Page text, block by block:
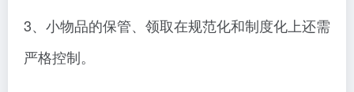
3、小物品的保管、领取在规范化和制度化上还需
严格控制。